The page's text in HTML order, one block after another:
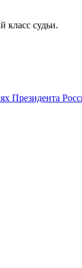
класс судьи.
Президента